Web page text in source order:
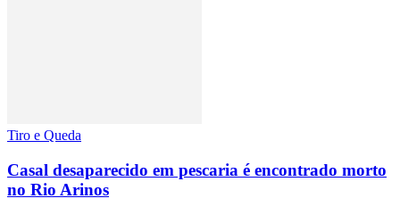
Tiro e Queda
Casal desaparecido em pescaria é encontrado morto
no Rio Arinos